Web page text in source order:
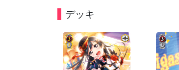
デッキ